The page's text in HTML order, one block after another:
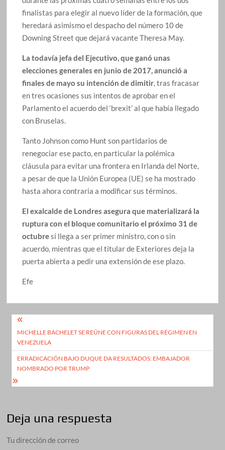
finalistas para elegir al nuevo líder de la formación, que
heredará asimismo el despacho del número 10 de
Downing Street que dejará vacante Theresa May.
La todavía jefa del Ejecutivo, que ganó unas
elecciones generales en junio de 2017, anunció a
finales de mayo su intención de dimitir , tras fracasar
en tres ocasiones sus intentos de aprobar en el
Parlamento el acuerdo del ‘brexit’ al que había llegado
con Bruselas.
Tanto Johnson como Hunt son partidarios de
renegociar ese pacto, en particular la polémica
cláusula para evitar una frontera en Irlanda del Norte,
a pesar de que la Unión Europea (UE) se ha mostrado
hasta ahora contraria a modificar sus términos.
El exalcalde de Londres asegura que materializará la
ruptura con el bloque comunitario el próximo 31 de
octubresi llega a ser primer ministro, con o sin
acuerdo, mientras que el titular de Exteriores deja la
puerta abierta a pedir una extensión de ese plazo.
Efe
Navegación
de
entradas
MICHELLE BACHELET SE REÚNE CON FIGURAS DEL RÉGIMEN EN
VENEZUELA
ERRADICACIÓN BAJO DUQUE DA RESULTADOS: EMBAJADOR
NOMBRADO POR TRUMP
Deja una respuesta
Tu dirección de correo